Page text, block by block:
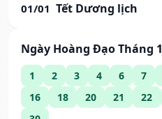
01/01 Tết Dương lịch
Ngày Hoàng Đạo Tháng 1
1 2 3 4 6 7
16
18 20 21 22